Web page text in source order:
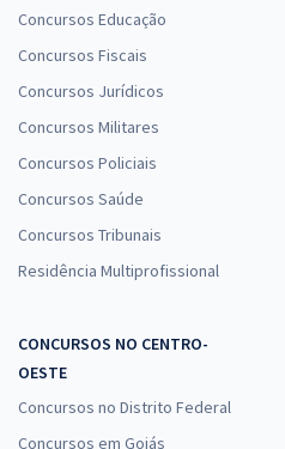
Concursos Educação
Concursos Fiscais
Concursos Jurídicos
Concursos Militares
Concursos Policiais
Concursos Saúde
Concursos Tribunais
Residência Multiprofissional
CONCURSOS NO CENTRO-
OESTE
Concursos no Distrito Federal
Concursos em Goiás